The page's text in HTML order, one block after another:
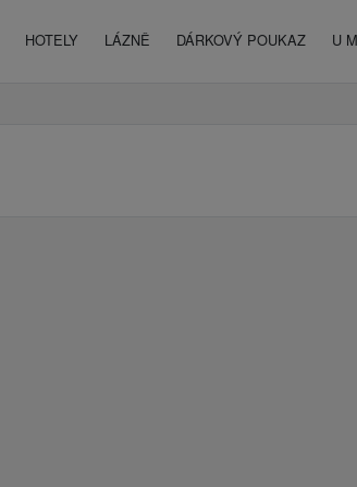
HOTELY LÁZNĚ DÁRKOVÝ POUKAZ U